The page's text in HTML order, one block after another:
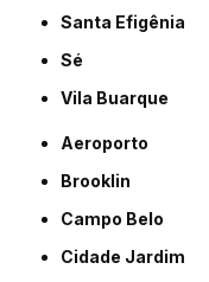
Santa Efigênia
Sé
Vila Buarque
Aeroporto
Brooklin
Campo Belo
Cidade Jardim